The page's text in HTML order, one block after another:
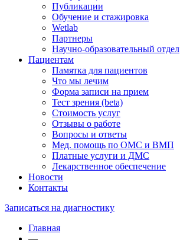
Публикации
Обучение и стажировка
Wetlab
Партнеры
Научно-образовательный отдел
Пациентам
Памятка для пациентов
Что мы лечим
Форма записи на прием
Тест зрения (beta)
Стоимость услуг
Отзывы о работе
Вопросы и ответы
Мед. помощь по ОМС и ВМП
Платные услуги и ДМС
Лекарственное обеспечение
Новости
Контакты
Записаться на диагностику
Главная